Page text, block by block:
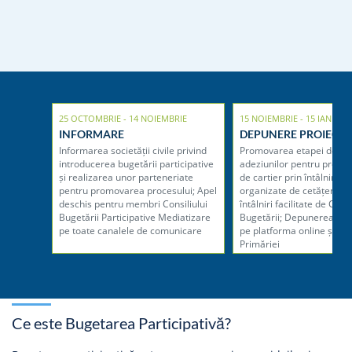
25 OCTOMBRIE - 14 NOIEMBRIE
INFORMARE
Informarea societății civile privind
introducerea bugetării participative
și realizarea unor parteneriate
pentru promovarea procesului; Apel
deschis pentru membri Consiliului
Bugetării Participative Mediatizare
pe toate canalele de comunicare
15 NOIEMBRIE - 15
DEPUNERE PROIECTE
Promovarea etapei de
adeziunilor pentru
de cartier prin întâlniri
organizate de cetățeni,
întâlniri facilitate de
Bugetării; Depunerea
pe platforma online și la
Primăriei
Ce este Bugetarea Participativă?